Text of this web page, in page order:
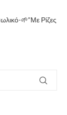
🌱”Με Ρίζες